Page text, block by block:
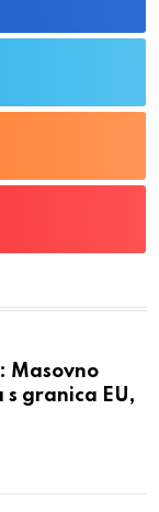
Masovno
s granica EU,